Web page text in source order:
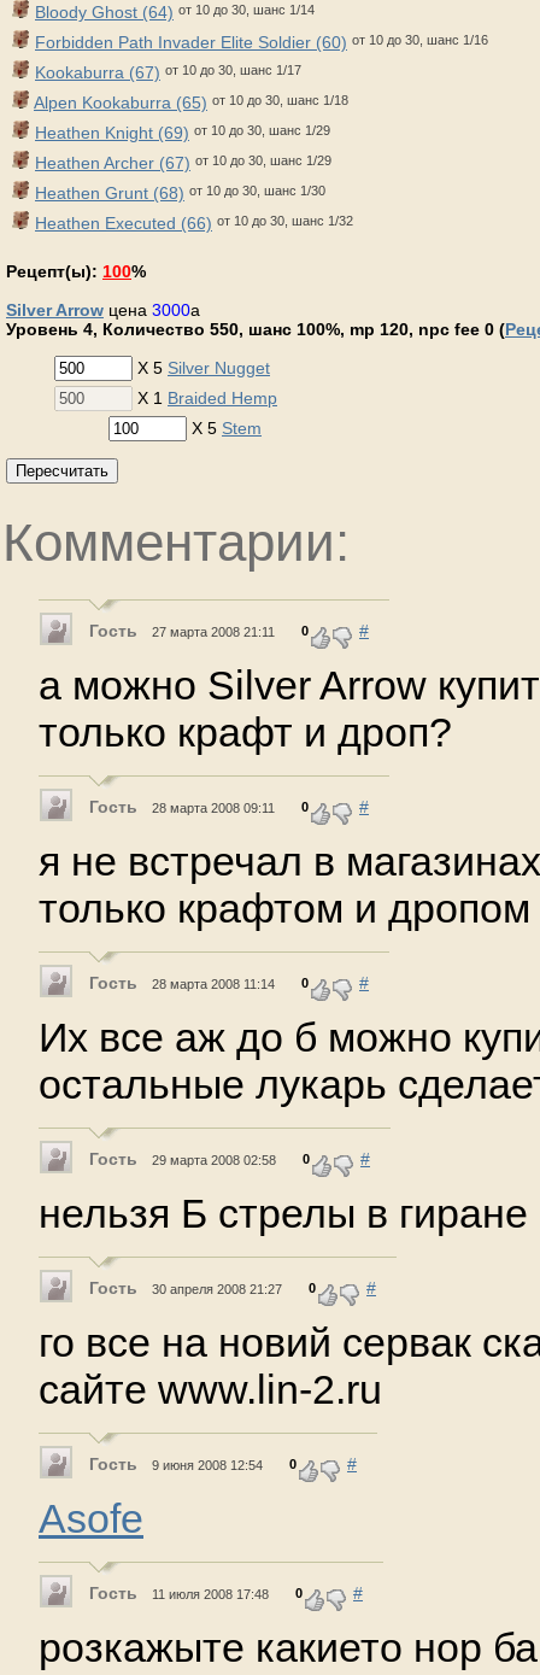
Bloody Ghost (64) от 10 до 30, шанс 1/14
Forbidden Path Invader Elite Soldier (60) от 10 до 30, шанс 1/16
Kookaburra (67) от 10 до 30, шанс 1/17
Alpen Kookaburra (65) от 10 до 30, шанс 1/18
Heathen Knight (69) от 10 до 30, шанс 1/29
Heathen Archer (67) от 10 до 30, шанс 1/29
Heathen Grunt (68) от 10 до 30, шанс 1/30
Heathen Executed (66) от 10 до 30, шанс 1/32
Рецепт(ы): 100%
Silver Arrow цена 3000a
Уровень 4, Количество 550, шанс 100%, mp 120, npc fee 0 (
X 5 Silver Nugget
X 1 Braided Hemp
X 5 Stem
Пересчитать
Комментарии:
Гость 27 марта 2008 21:11 0 #
а можно Silver Arrow
только крафт и дроп?
Гость 28 марта 2008 09:11 0 #
я не встречал в
только крафтом и дропом
Гость 28 марта 2008 11:14 0 #
Их все аж до б можно
остальные лукарь
Гость 29 марта 2008 02:58 0 #
нельзя Б стрелы в гиране
Гость 30 апреля 2008 21:27 0 #
го все на новий сервак
сайте www.lin-2.ru
Гость 9 июня 2008 12:54 0 #
Asofe
Гость 11 июля 2008 17:48 0 #
розкажыте какието нор